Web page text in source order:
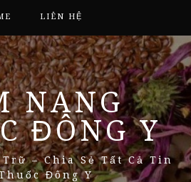
LIÊN HỆ
NANG
ĐÔNG Y
– Chia Sẻ Tất Cả Tin
Đông Y